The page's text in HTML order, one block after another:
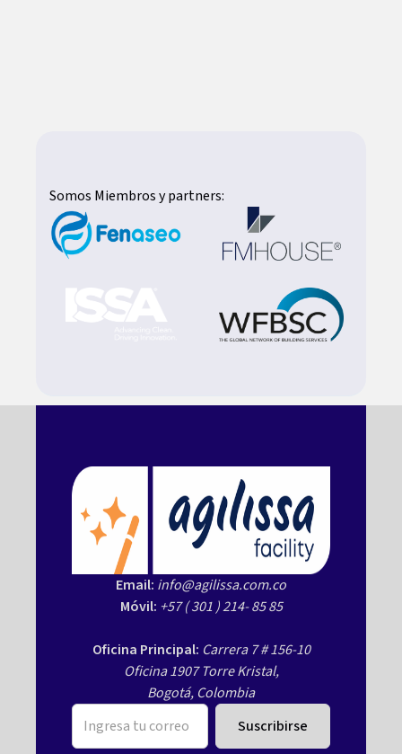
Somos Miembros y partners:
Email: info@agilissa.com.co
Móvil: +57 ( 301 ) 214- 85 85
Oficina Principal: Carrera 7 # 156-10
Oficina 1907 Torre Kristal,
Bogotá, Colombia